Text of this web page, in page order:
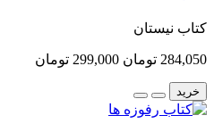
کتاب نیستان
284,050 تومان 299,000 تومان
خرید